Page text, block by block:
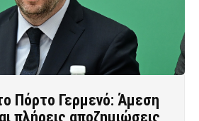
Πόρτο Γερμενό: Άμεση
πλήρεις αποζημιώσεις